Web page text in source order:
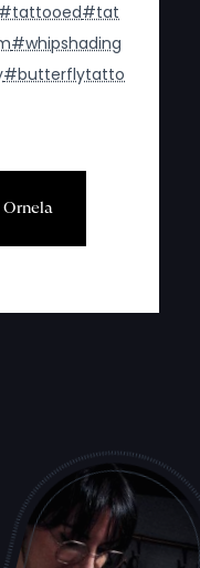
#tattooed#tat
#whipshading
#butterflytatto
Ornela